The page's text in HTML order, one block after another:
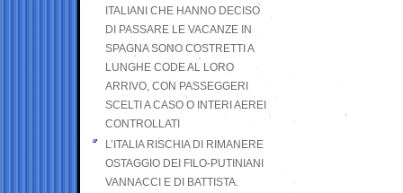
ITALIANI CHE HANNO DECISO
DI PASSARE LE VACANZE IN
SPAGNA SONO COSTRETTI A
LUNGHE CODE AL LORO
ARRIVO, CON PASSEGGERI
SCELTI A CASO O INTERI AEREI
CONTROLLATI
L’ITALIA RISCHIA DI RIMANERE
OSTAGGIO DEI FILO-PUTINIANI
VANNACCI E DI BATTISTA.